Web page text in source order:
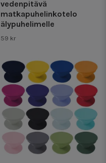
vedenpitävä
matkapuhelinkotelo
älypuhelimelle
59 kr